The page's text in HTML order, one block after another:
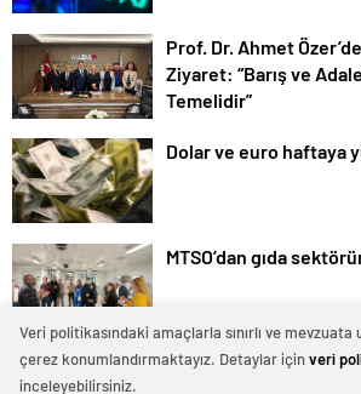
Prof. Dr. Ahmet
Ziyaret: “Barış ve
Temelidir”
Dolar ve euro haftaya
MTSO’dan gıda
Temadam
Veri politikasındaki amaçlarla sınırlı ve mevzuata
çerez konumlandırmaktayız. Detaylar içinveri
inceleyebilirsiniz.